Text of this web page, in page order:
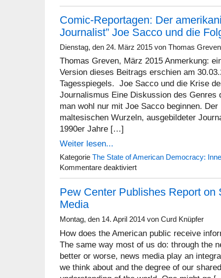
Entman
(GWU)
—
6.5.2015
um
12:00
Uhr
Comic-Reportagen: Der
Journalist” Joe Sacco und die
Dienstag, den 24. März 2015 von Thomas Greven
Thomas Greven, März 2015 Anmerkung:
Version dieses Beitrags erschien am
Tagesspiegels. Joe Sacco und die Krise
Journalismus Eine Diskussion des Genres
man wohl nur mit Joe Sacco beginnen.
maltesischen Wurzeln, ausgebildeter
1990er Jahre […]
Weiter lesen...
Kategorie The State of American Democracy:
Kommentare deaktiviertfür
Der
amerikanische
Joe
und
die
Pew Center Publishes Report on
Media
Montag, den 14. April 2014 von Curd Knüpfer
How does the American public receive
The same way most of us do: through the
better or worse, news media play an
we think about and the degree of our